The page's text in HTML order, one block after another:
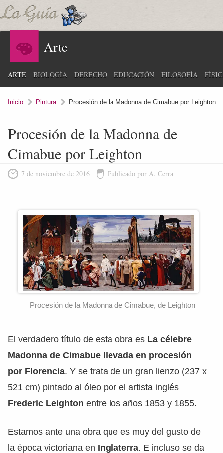
Arte
ARTE BIOLOGÍA DERECHO EDUCACIÓN FILOSOFÍA
Inicio Pintura Procesión de la Madonna de Cimabue por Leighton
Procesión de la Madonna de
Cimabue por Leighton
7 de noviembre de 2016 Publicado por A. Cerra
Procesión de la Madonna de Cimabue, de Leighton
El verdadero título de esta obra es La célebre
Madonna de Cimabue llevada en procesión
por Florencia. Y se trata de un gran lienzo (237 x
521 cm) pintado al óleo por el artista inglés
Frederic Leighton entre los años 1853 y 1855.
Estamos ante una obra que es muy del gusto de
la época victoriana en Inglaterra. E incluso se da